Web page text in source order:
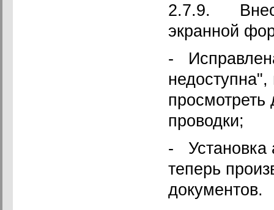
2.7.9.
экранной
-
проводки;
- Установка
теперь
документов.